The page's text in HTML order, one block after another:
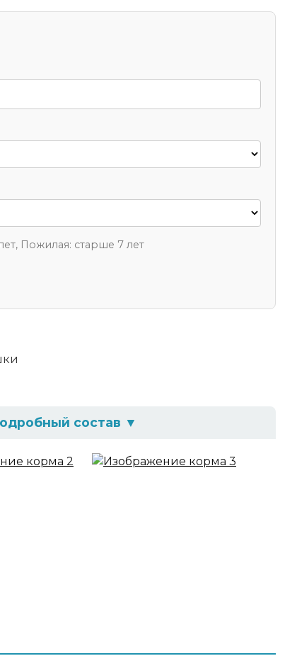
Пожилая: старше 7 лет
состав ▼